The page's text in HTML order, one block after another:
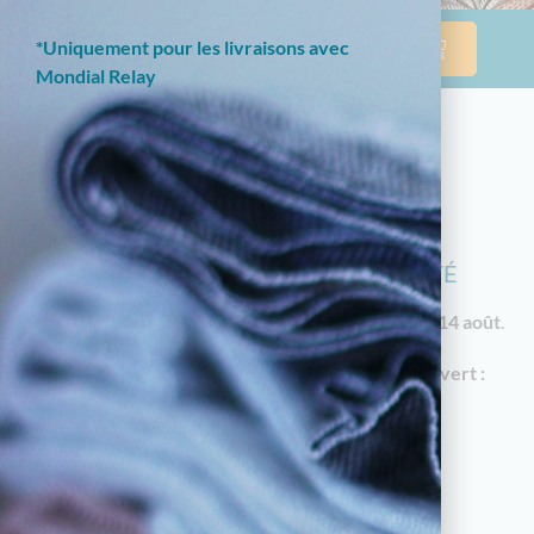
NOTRE BOUTIQUE EN LIGNE EST
ACTUELLEMENT EN CONGÉS D'ÉTÉ
Les commandes reprendront à partir duvendredi 14 août
En attendant, notre magasin à Limoges reste ouvert :
18 av. Garibaldi, 87000 Limoges
Horaires d'été : du mardi au samedi de 10h à
05.55.79.22.49
*Uniquement pour les livraisons avec
Mondial Relay